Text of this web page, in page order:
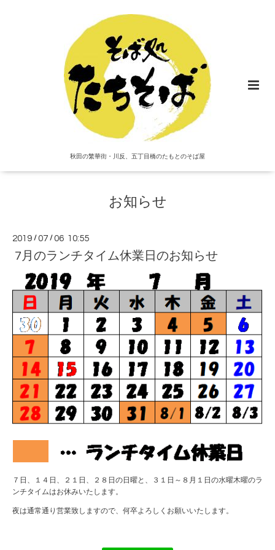
秋田の繁華街・川反、五丁目橋のたもとのそば屋
お知らせ
2019 /07 /06 10:55
7月のランチタイム休業日のお知らせ
７日、１４日、２１日、２８日の日曜と、３１日～８月１日の水曜木曜のラ
ンチタイムはお休みいたします。
夜は通常通り営業致しますので、何卒よろしくお願いいたします。